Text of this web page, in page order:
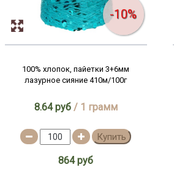
-10%
100% хлопок, пайетки 3+6мм
лазурное сияние 410м/100г
8.64 руб/ 1 грамм
Купить
864 руб